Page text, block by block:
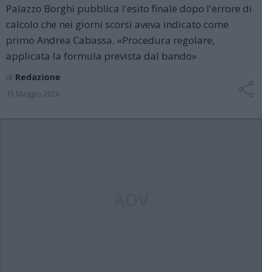
Palazzo Borghi pubblica l'esito finale dopo l'errore di
calcolo che nei giorni scorsi aveva indicato come
primo Andrea Cabassa. «Procedura regolare,
applicata la formula prevista dal bando»
di Redazione
15 Maggio 2026